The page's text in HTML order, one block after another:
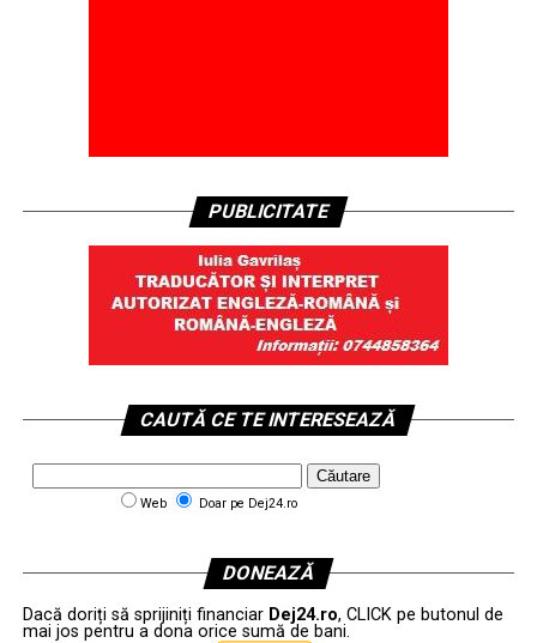
PUBLICITATE
CAUTĂ CE TE INTERESEAZĂ
Web Doar pe Dej24.ro
DONEAZĂ
Dacă doriți să sprijiniți financiar Dej24.ro, CLICK pe butonul de
mai jos pentru a dona orice sumă de bani.